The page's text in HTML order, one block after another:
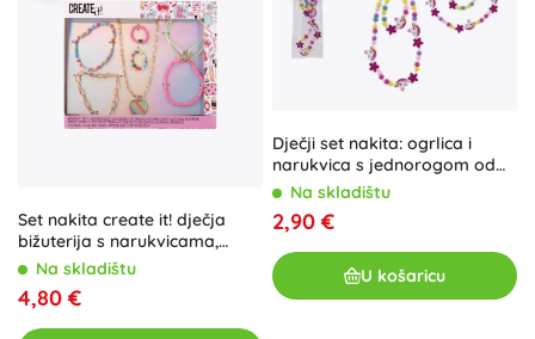
Set nakita create it! dječja
bižuterija s narukvicama,
naušnicama i ogrlicom
Na skladištu
4,80 €
Dječji set nakita: ogrlica i
narukvica s jednorogom od
perlica
Na skladištu
2,90 €
U košaricu